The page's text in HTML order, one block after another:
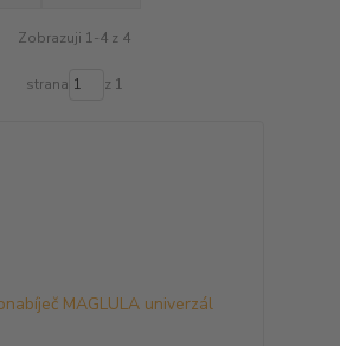
Zobrazuji 1-4 z 4
strana z 1